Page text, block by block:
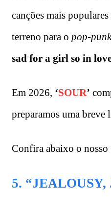
canções mais
terreno para o pop-punk
sad for a girl so in
Em 2026, ‘SOUR’
preparamos uma breve
Confira abaixo o nosso
5.